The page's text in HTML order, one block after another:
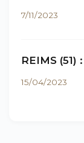
7/11/2023
REIMS (51)
15/04/2023